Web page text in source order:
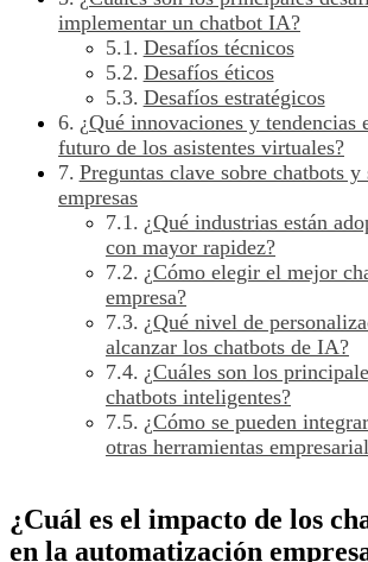
implementar un chatbot IA?
Desafíos técnicos
Desafíos éticos
Desafíos estratégicos
¿Qué innovaciones y tendencias
futuro de los asistentes virtuales?
Preguntas clave sobre chatbots
empresas
¿Qué industrias están
con mayor rapidez?
¿Cómo elegir el mejor
empresa?
¿Qué nivel de
alcanzar los chatbots de IA?
¿Cuáles son los
chatbots inteligentes?
¿Cómo se pueden
otras herramientas
¿Cuál es el impacto de los
en la automatización